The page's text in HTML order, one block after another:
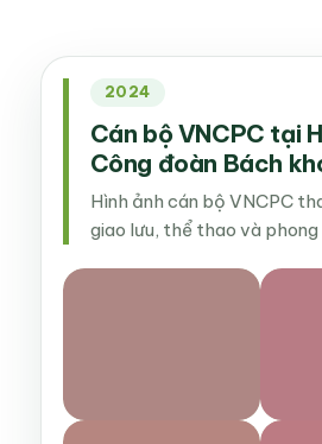
2024
Cán bộ VNCPC tại
Công đoàn Bách
Hình ảnh cán bộ VNCPC
giao lưu, thể thao và